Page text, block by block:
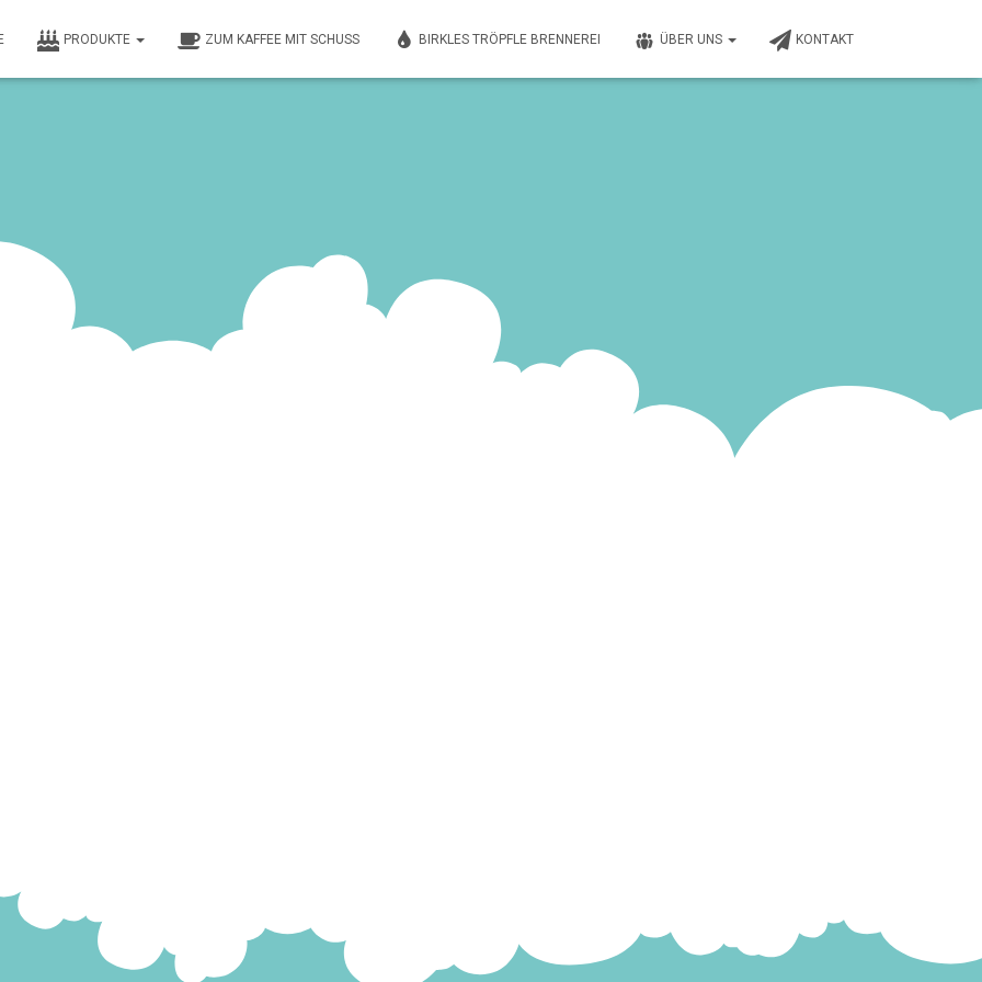
PRODUKTE ZUM KAFFEE MIT SCHUSS BIRKLES TRÖPFLE BRENNEREI ÜBER UNS KONTAKT